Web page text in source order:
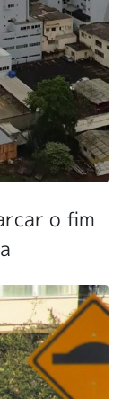
o fim